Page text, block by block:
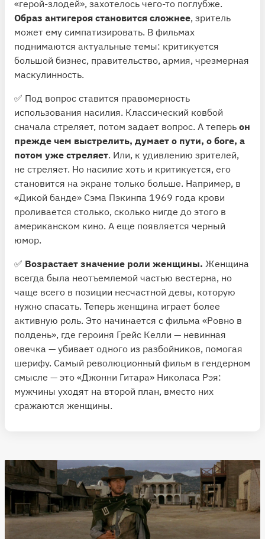
«герой-злодей», захотелось чего-то поглубже.
Образ антигероя становится сложнее, зритель
может ему симпатизировать. В фильмах
поднимаются актуальные темы: критикуется
большой бизнес, правительство, армия, чрезмерная
маскулинность.
✅ Под вопрос ставится правомерность
использования насилия. Классический ковбой
сначала стреляет, потом задает вопрос. А теперь он
прежде чем выстрелить, думает о пути, о боге, а
потом уже стреляет. Или, к удивлению зрителей,
не стреляет. Но насилие хоть и критикуется, его
становится на экране только больше. Например, в
«Дикой банде» Сэма Пэкинпа 1969 года крови
проливается столько, сколько нигде до этого в
американском кино. А еще появляется черный
юмор.
✅ Возрастает значение роли женщины. Женщина
всегда была неотъемлемой частью вестерна, но
чаще всего в позиции несчастной девы, которую
нужно спасать. Теперь женщина играет более
активную роль. Это начинается с фильма «Ровно в
полдень», где героиня Грейс Келли — невинная
овечка — убивает одного из разбойников, помогая
шерифу. Самый революционный фильм в гендерном
смысле — это «Джонни Гитара» Николаса Рэя:
мужчины уходят на второй план, вместо них
сражаются женщины.